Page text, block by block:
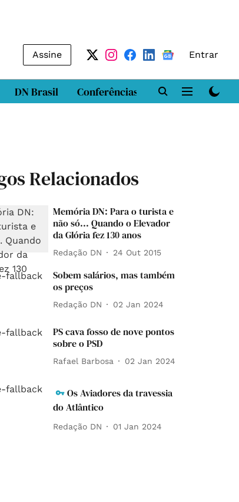
Assine Entrar
DN Brasil Conferências DN LAB
Relacionados
Memória DN: Para o turista e
não só... Quando o Elevador
da Glória fez 130 anos
Redação DN 24 Out 2015
Sobem salários, mas também
os preços
Redação DN 02 Jan 2024
PS cava fosso de nove pontos
sobre o PSD
Rafael Barbosa 02 Jan 2024
Os Aviadores da travessia
do Atlântico
Redação DN 01 Jan 2024